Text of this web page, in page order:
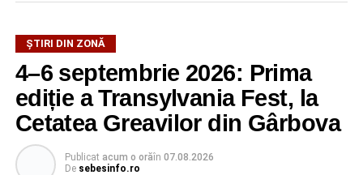
ȘTIRI DIN ZONĂ
4–6 septembrie 2026: Prima
ediție a Transylvania Fest, la
Cetatea Greavilor din Gârbova
Publicat acum o orăîn 07.08.2026
De sebesinfo.ro